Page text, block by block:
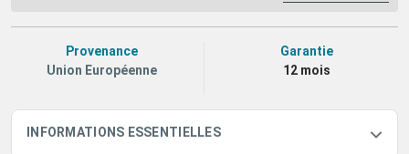
Provenance
Union Européenne
Garantie
12 mois
INFORMATIONS ESSENTIELLES